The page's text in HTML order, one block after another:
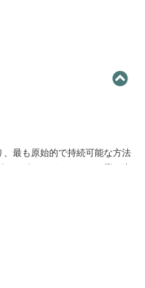
最も原始的で持続可能な方法
ーはポルトガルのコルク樫の木